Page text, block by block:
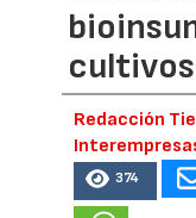
Redacción
374